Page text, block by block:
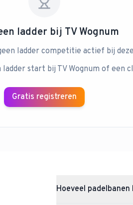
ladder bij TV Wognum
ladder competitie actief bij
ladder start bij TV Wognum of een
Gratis registreren
Hoeveel